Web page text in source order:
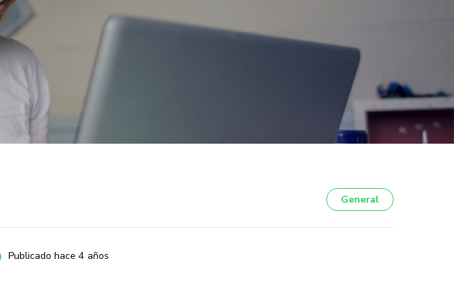
General
Publicado hace 4 años